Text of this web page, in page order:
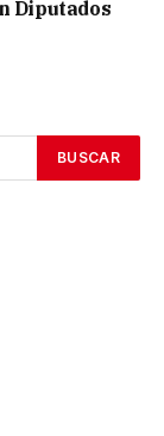
Diputados